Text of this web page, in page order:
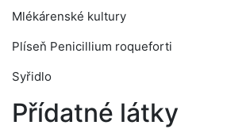
Mlékárenské kultury
Plíseň Penicillium roqueforti
Syřidlo
Přídatné látky